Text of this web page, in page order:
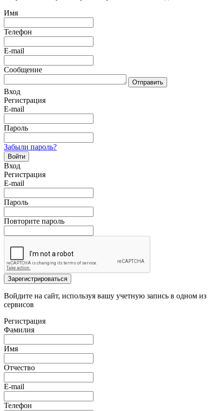
Имя
Телефон
E-mail
Сообщение
Отправить
Вход
Регистрация
E-mail
Пароль
Забыли пароль?
Войти
Вход
Регистрация
E-mail
Пароль
Повторите пароль
Зарегистрироваться
Войдите на сайт, используя вашу учетную запись в одном из
сервисов
Регистрация
Фамилия
Имя
Отчество
E-mail
Телефон